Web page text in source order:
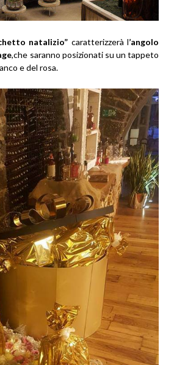
natalizio” caratterizzerà l’angolo
,che saranno posizionati su un tappeto
e del rosa.